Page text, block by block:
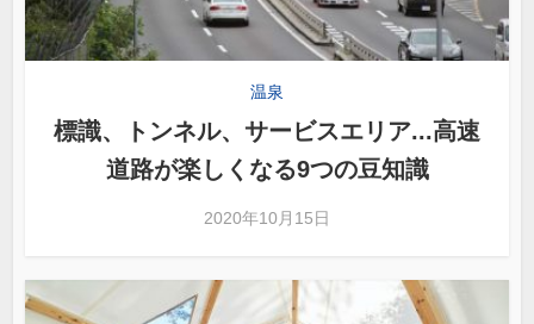
温泉
標識、トンネル、サービスエリア...高速
道路が楽しくなる9つの豆知識
2020年10月15日